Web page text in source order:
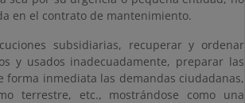
en el contrato de mantenimiento.
subsidiarias, recuperar y ordenar
y usados inadecuadamente, preparar las
inmediata las demandas ciudadanas,
terrestre, etc., mostrándose como una